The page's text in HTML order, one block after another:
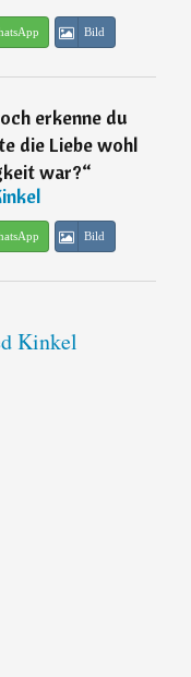
Bild
erkenne du
die Liebe wohl
war?“
Bild
Kinkel